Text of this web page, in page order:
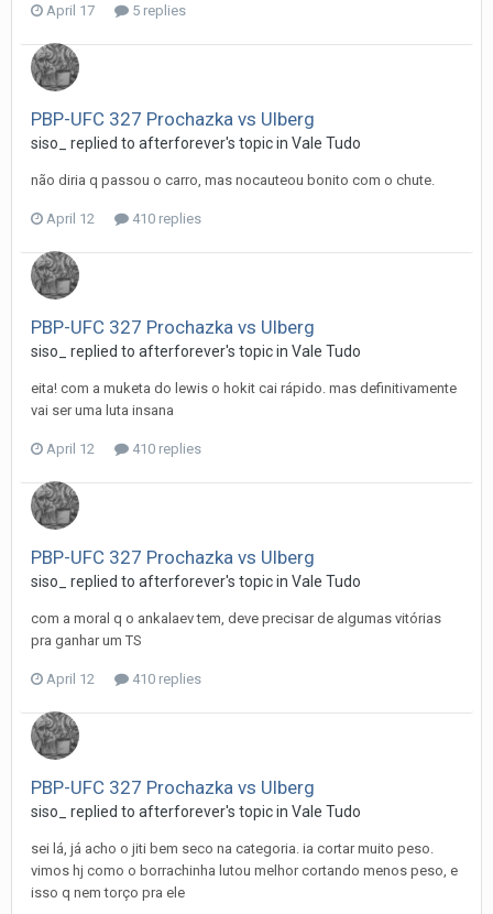
April 17 5 replies
PBP-UFC 327 Prochazka vs Ulberg
siso_ replied to afterforever's topic in Vale Tudo
não diria q passou o carro, mas nocauteou bonito com o chute.
April 12 410 replies
PBP-UFC 327 Prochazka vs Ulberg
siso_ replied to afterforever's topic in Vale Tudo
eita! com a muketa do lewis o hokit cai rápido. mas definitivamente
vai ser uma luta insana
April 12 410 replies
PBP-UFC 327 Prochazka vs Ulberg
siso_ replied to afterforever's topic in Vale Tudo
com a moral q o ankalaev tem, deve precisar de algumas vitórias
pra ganhar um TS
April 12 410 replies
PBP-UFC 327 Prochazka vs Ulberg
siso_ replied to afterforever's topic in Vale Tudo
sei lá, já acho o jiti bem seco na categoria. ia cortar muito peso.
vimos hj como o borrachinha lutou melhor cortando menos peso, e
isso q nem torço pra ele